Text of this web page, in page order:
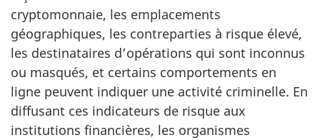
cryptomonnaie, les emplacements
géographiques, les contreparties à risque élevé,
les destinataires d’opérations qui sont inconnus
ou masqués, et certains comportements en
ligne peuvent indiquer une activité criminelle. En
diffusant ces indicateurs de risque aux
institutions financières, les organismes